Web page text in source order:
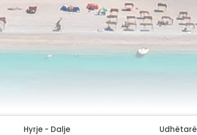
Hyrje - Dalje
Udhëtarë